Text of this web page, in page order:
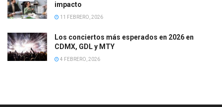
impacto
11 FEBRERO, 2026
Los conciertos más esperados en 2026 en
CDMX, GDL y MTY
4 FEBRERO, 2026